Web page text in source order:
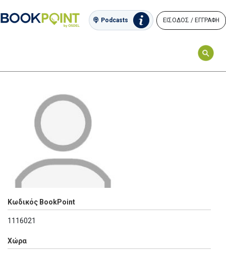
Podcasts ΕΙΣΟΔΟΣ / ΕΓΓΡΑΦΗ
Κωδικός BookPoint
1116021
Χώρα